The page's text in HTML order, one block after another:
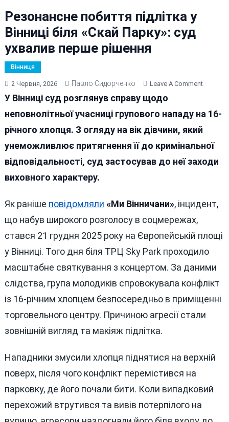
Резонансне побиття підлітка у
Вінниці біля «Скай Парку»: суд
ухвалив перше рішення
Вінниця
2 Червня, 2026 Павло Сидорченко Leave A CommentOn
Підлітка
У
Вінниці
«Скай
Ухвалив
У Вінниці суд розглянув справу щодо
неповнолітньої учасниці групового нападу на 16-
річного хлопця. З огляду на вік дівчини, який
унеможливлює притягнення її до кримінальної
відповідальності, суд застосував до неї заходи
виховного характеру.
Як раніше повідомляли «Ми Вінничани», інцидент,
що набув широкого розголосу в соцмережах,
стався 21 грудня 2025 року на Європейській площі
у Вінниці. Того дня біля ТРЦ Sky Park проходило
масштабне святкування з концертом. За даними
слідства, група молодиків спровокувала конфлікт
із 16-річним хлопцем безпосередньо в приміщенні
торговельного центру. Причиною агресії стали
зовнішній вигляд та макіяж підлітка.
Нападники змусили хлопця піднятися на верхній
поверх, після чого конфлікт перемістився на
парковку, де його почали бити. Коли випадковий
перехожий втрутився та вивів потерпілого на